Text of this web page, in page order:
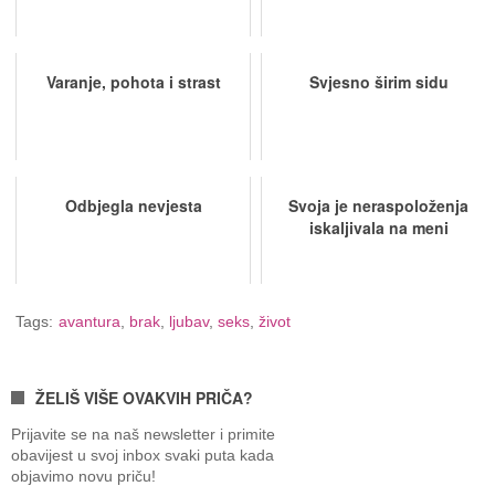
Varanje, pohota i strast Svjesno širim sidu
Odbjegla nevjesta
Svoja je neraspoloženja
iskaljivala na meni
Tags: avantura brak ljubav,seks ,život
ŽELIŠ VIŠE OVAKVIH PRIČA?
Prijavite se na naš newsletter i primite
obavijest u svoj inbox svaki puta kada
objavimo novu priču!